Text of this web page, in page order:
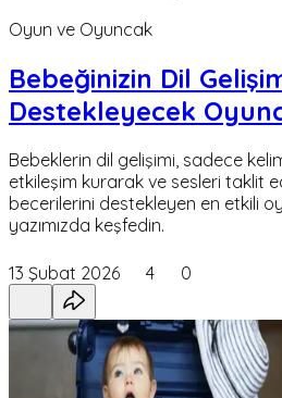
Oyun ve Oyuncak
Bebeğinizin Dil
Destekleyecek
Bebeklerin dil gelişimi, sadece
etkileşim kurarak ve sesleri taklit
becerilerini destekleyen en etkili
yazımızda keşfedin.
13 Şubat 2026 4 0